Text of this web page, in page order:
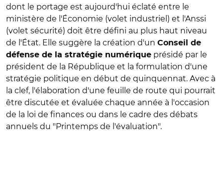
dont le portage est aujourd'hui éclaté entre le
ministère de l'Économie (volet industriel) et l'Anssi
(volet sécurité) doit être défini au plus haut niveau
de l'État. Elle suggère la création d'un Conseil de
défense de la stratégie numérique présidé par le
président de la République et la formulation d'une
stratégie politique en début de quinquennat. Avec à
la clef, l'élaboration d'une feuille de route qui pourrait
être discutée et évaluée chaque année à l'occasion
de la loi de finances ou dans le cadre des débats
annuels du "Printemps de l'évaluation".